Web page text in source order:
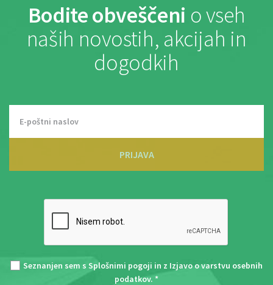
Bodite obveščeni o vseh
naših novostih, akcijah in
dogodkih
PRIJAVA
Seznanjen sem s Splošnimi pogoji in z Izjavo o varstvu osebnih
podatkov. *